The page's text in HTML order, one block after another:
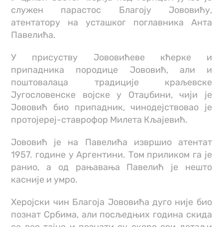
служен парастос Благоју Јововићу,
атентатору на усташког поглавника Анта
Павелића.
У присуству Јововићеве кћерке и
припадника породице Јововић, али и
поштовалаца традиције краљевске
Југословенске војске у Отаџбини, чији је
Јововић био припадник, чинодејствовао је
протојереј-ставрофор Милета Кљајевић.
Јововић је на Павелића извршио атентат
1957. године у Аргентини. Том приликом га је
ранио, а од рањавања Павелић је нешто
касније и умро.
Херојски чин Благоја Јововића дуго није био
познат Србима, али посљедњих година скида